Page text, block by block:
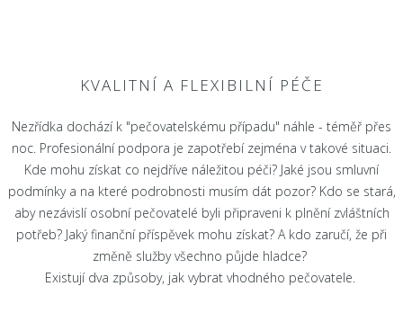
KVALITNÍ A FLEXIBILNÍ PÉČE
Nezřídka dochází k "pečovatelskému případu" náhle - téměř přes
noc. Profesionální podpora je zapotřebí zejména v takové situaci.
Kde mohu získat co nejdříve náležitou péči? Jaké jsou smluvní
podmínky a na které podrobnosti musím dát pozor? Kdo se stará,
aby nezávislí osobní pečovatelé byli připraveni k plnění zvláštních
potřeb? Jaký finanční příspěvek mohu získat? A kdo zaručí, že při
změně služby všechno půjde hladce?
Existují dva způsoby, jak vybrat vhodného pečovatele.